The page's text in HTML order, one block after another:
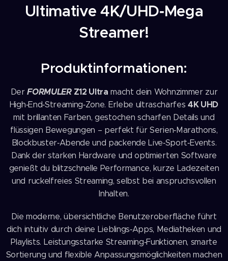
Ultimative 4K/UHD‑Mega
Streamer!
Produktinformationen:
DerFORMULERZ12 Ultra macht dein Wohnzimmer zur
High‑End‑Streaming‑Zone. Erlebe ultrascharfes4K UHD
mit brillanten Farben, gestochen scharfen Details und
flüssigen Bewegungen – perfekt für Serien‑Marathons,
Blockbuster‑Abende und packende Live‑Sport‑Events.
Dank der starken Hardware und optimierten Software
genießt du blitzschnelle Performance, kurze Ladezeiten
und ruckelfreies Streaming, selbst bei anspruchsvollen
Inhalten.
Die moderne, übersichtliche Benutzeroberfläche führt
dich intuitiv durch deine Lieblings‑Apps, Mediatheken und
Playlists. Leistungsstarke Streaming‑Funktionen, smarte
Sortierung und flexible Anpassungsmöglichkeiten machen